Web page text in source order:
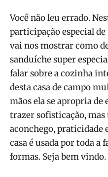
Você não leu errado.
participação especial
vai nos mostrar como
sanduíche super
falar sobre a cozinha
desta casa de campo
mãos ela se apropria
trazer sofisticação,
aconchego, praticidade
casa é usada por toda a
formas. Seja bem vindo.